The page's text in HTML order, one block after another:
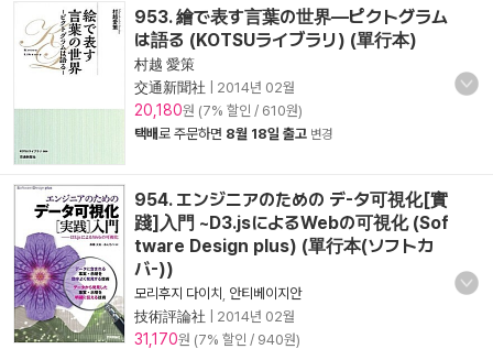
953. 繪で表す言葉の世界―ピクトグラム
は語る (KOTSUライブラリ) (單行本)
村越 愛策
交通新聞社
2014년 02월
20,180원 (7% 할인 / 610원)
택배로 주문하면 8월 18일 출고 변경
954. エンジニアのための デ-タ可視化[實
踐]入門 ~D3.jsによるWebの可視化 (Sof
tware Design plus) (單行本(ソフトカ
バ-))
모리후지 다이치
안티베이지안
技術評論社
2014년 02월
31,170원 (7% 할인 / 940원)